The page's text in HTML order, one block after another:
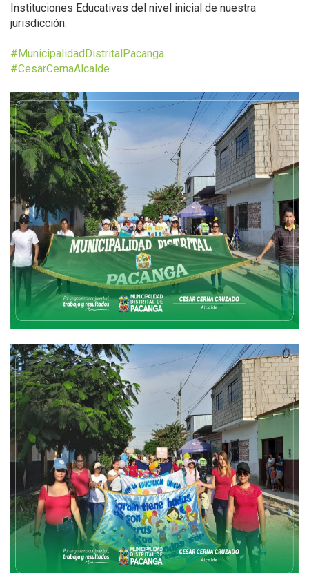
Instituciones Educativas del nivel inicial de nuestra
jurisdicción.
#MunicipalidadDistritalPacanga
#CesarCernaAlcalde